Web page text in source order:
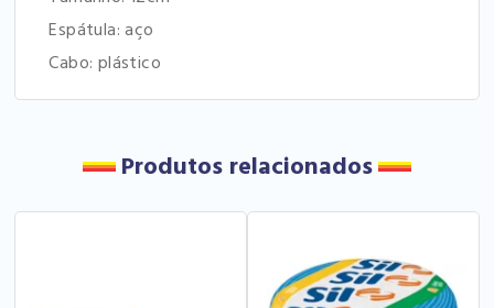
Espátula: aço
Cabo: plástico
Produtos relacionados